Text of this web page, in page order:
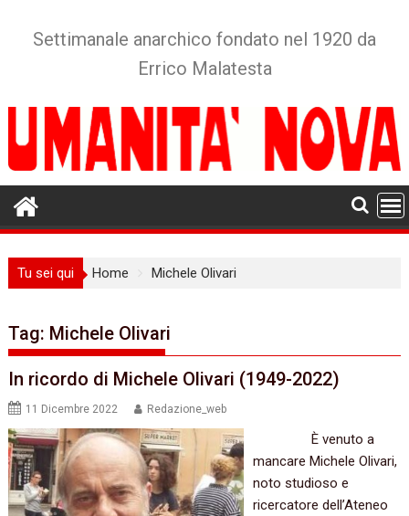
Settimanale anarchico fondato nel 1920 da
Errico Malatesta
Tu sei qui Home Michele Olivari
Tag: Michele Olivari
In ricordo di Michele Olivari (1949-2022)
11 Dicembre 2022 Redazione_web
È venuto a
mancare Michele Olivari,
noto studioso e
ricercatore dell’Ateneo